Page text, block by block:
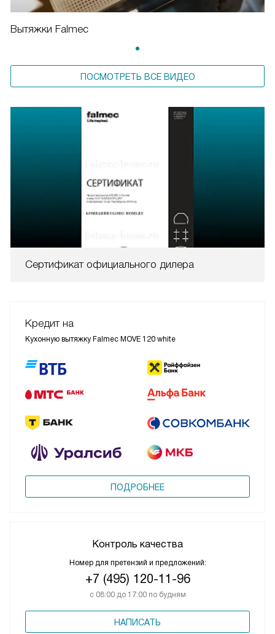
Вытяжки Falmec
ПОСМОТРЕТЬ ВСЕ ВИДЕО
Сертификат официального дилера
Кредит на
Кухонную вытяжку Falmec MOVE 120 white
ПОДРОБНЕЕ
Контроль качества
Номер для претензий и предложений:
+7 (495) 120-11-96
с 08:00 до 17:00 по будням
НАПИСАТЬ